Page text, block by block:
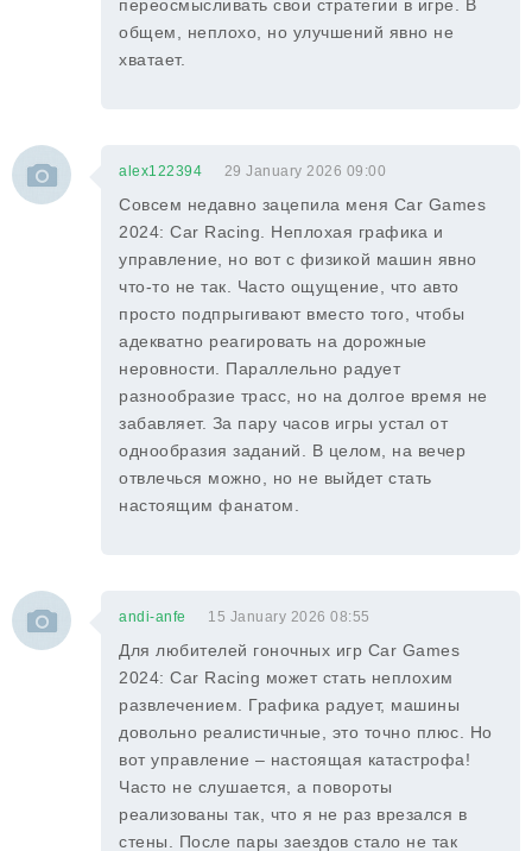
переосмысливать свои стратегии в игре. В
общем, неплохо, но улучшений явно не
хватает.
alex122394 29 January 2026 09:00
Совсем недавно зацепила меня Car Games
2024: Car Racing. Неплохая графика и
управление, но вот с физикой машин явно
что-то не так. Часто ощущение, что авто
просто подпрыгивают вместо того, чтобы
адекватно реагировать на дорожные
неровности. Параллельно радует
разнообразие трасс, но на долгое время не
забавляет. За пару часов игры устал от
однообразия заданий. В целом, на вечер
отвлечься можно, но не выйдет стать
настоящим фанатом.
andi-anfe 15 January 2026 08:55
Для любителей гоночных игр Car Games
2024: Car Racing может стать неплохим
развлечением. Графика радует, машины
довольно реалистичные, это точно плюс. Но
вот управление – настоящая катастрофа!
Часто не слушается, а повороты
реализованы так, что я не раз врезался в
стены. После пары заездов стало не так